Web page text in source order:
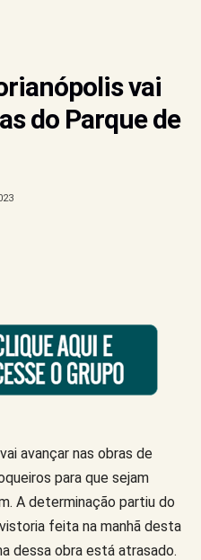
vai
do Parque de
avançar nas obras de
para que sejam
A determinação partiu do
feita na manhã desta
dessa obra está atrasado.